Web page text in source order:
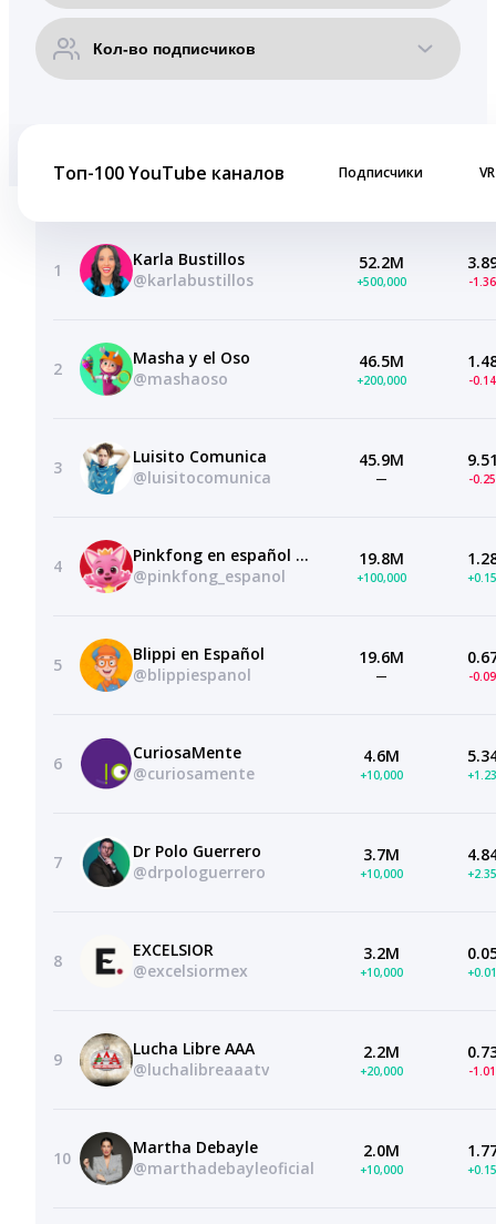
Топ-100 YouTube каналов Подписчики VR
1
Karla Bustillos
@karlabustillos
52.2M
+500,000 -
2
Masha y el Oso
@mashaoso
46.5M
+200,000 -
3
Luisito Comunica
@luisitocomunica
45.9M
— -
4
Pinkfong en español — Canciones Infantiles
@pinkfong_espanol
19.8M
+100,000
5
Blippi en Español
@blippiespanol
19.6M
— -
6
CuriosaMente
@curiosamente
4.6M
+10,000
7
Dr Polo Guerrero
@drpologuerrero
3.7M
+10,000
8
EXCELSIOR
@excelsiormex
3.2M
+10,000
9
Lucha Libre AAA
@luchalibreaaatv
2.2M
+20,000 -
10
Martha Debayle
@marthadebayleoficial
2.0M
+10,000